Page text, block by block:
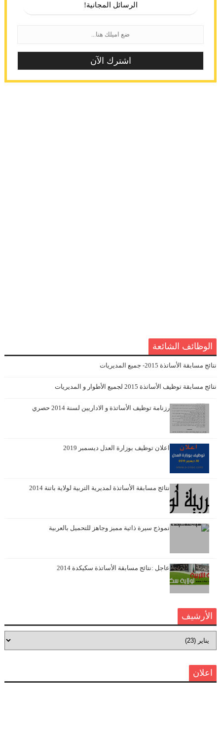
الرسائل المجانية!
الوظائف الشائعة
نتائج مسابقة الأساتذة 2015- جميع المديريات
نتائج مسابقة توظيف الأساتذة 2015 لجميع الأطوار و المديريات
رزنامة توظيف الأساتذة و الاداريين لسنة 2014 حصري
اعلان توظيف بوزارة العدل ديسمبر 2019
نتائج مسابقة الأساتذة لمديرية التربية لولاية باتنة 2014
نموذج سيرة ذاتية مميز وجاهز للتحميل بالعربية
عاجل :نتائج مسابقة الأساتذة سكيكدة 2014
الأرشيف
اعلان